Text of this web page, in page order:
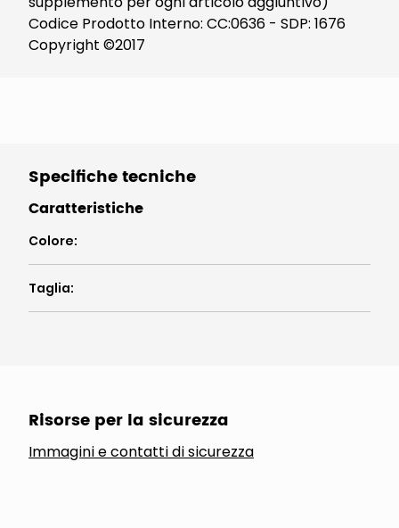
Codice Prodotto Interno: CC:0636 - SDP: 1676
Copyright ©2017
Specifiche tecniche
Caratteristiche
Colore:
Taglia:
Risorse per la sicurezza
Immagini e contatti di sicurezza